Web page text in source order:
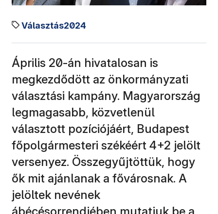
Választás2024
Április 20-án hivatalosan is
megkezdődött az önkormányzati
választási kampány. Magyarország
legmagasabb, közvetlenül
választott pozíciójáért, Budapest
főpolgármesteri székéért 4+2 jelölt
versenyez. Összegyűjtöttük, hogy
ők mit ajánlanak a fővárosnak. A
jelöltek nevének